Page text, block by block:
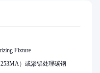
Fixture
）或渗铝处理碳钢